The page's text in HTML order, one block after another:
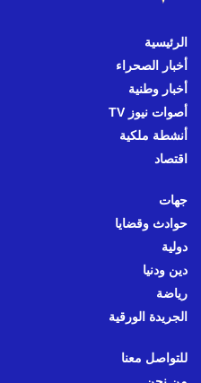
الرئيسية
أخبار الصحراء
أخبار وطنية
أصوات نيوز TV
أنشطة ملكية
اقتصاد
جهات
حوادث وقضايا
دولية
دين ودنيا
رياضة
الجريدة الورقية
للتواصل معنا